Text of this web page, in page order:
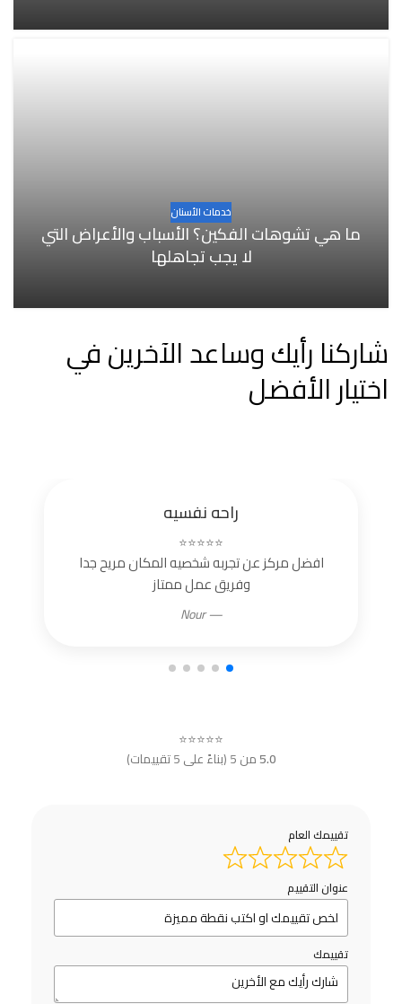
خدمات الأسنان
ما هي تشوهات الفكين؟ الأسباب والأعراض التي
لا يجب تجاهلها
شاركنا رأيك وساعد الآخرين في
اختيار الأفضل
راحه نفسيه
⭐⭐⭐⭐⭐
افضل مركز عن تجربه شخصيه المكان مريح جدا
وفريق عمل ممتاز
— Nour
⭐⭐⭐⭐⭐
5.0من 5 (بناءً على 5 تقييمات)
تقييمك العام
عنوان التقييم
تقييمك